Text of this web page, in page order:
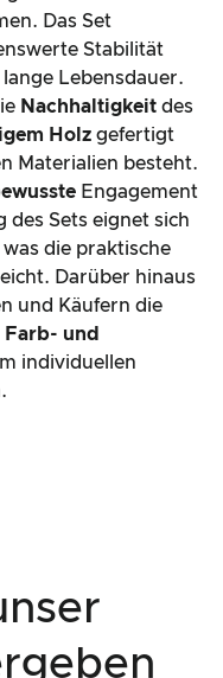
Das Set
Stabilität
Lebensdauer.
Nachhaltigkeit des
Holz gefertigt
Materialien besteht.
Engagement
des Sets eignet sich
die praktische
Darüber hinaus
und Käufern die
Farb- und
individuellen